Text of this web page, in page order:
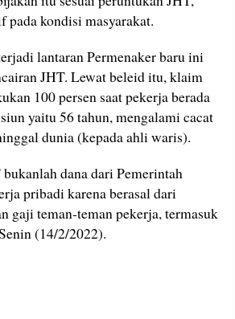
pada kondisi masyarakat.
lantaran Permenaker baru ini
JHT. Lewat beleid itu, klaim
100 persen saat pekerja berada
yaitu 56 tahun, mengalami cacat
dunia (kepada ahli waris).
dana dari Pemerintah
pribadi karena berasal dari
gaji teman-teman pekerja, termasuk
(14/2/2022).